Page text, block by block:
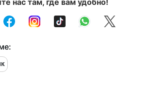
нас там, где вам удобно!